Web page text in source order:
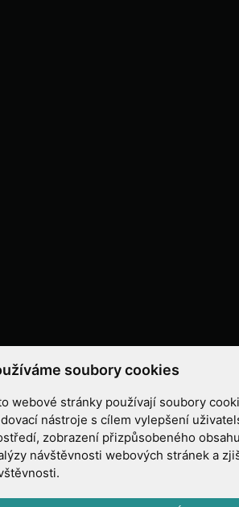
soubory cookies
webové stránky používají soubory
nástroje s cílem vylepšení
zobrazení přizpůsobeného
návštěvnosti webových stránek a